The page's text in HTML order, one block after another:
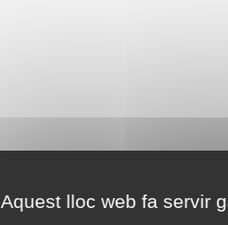
Aquest lloc web fa servir